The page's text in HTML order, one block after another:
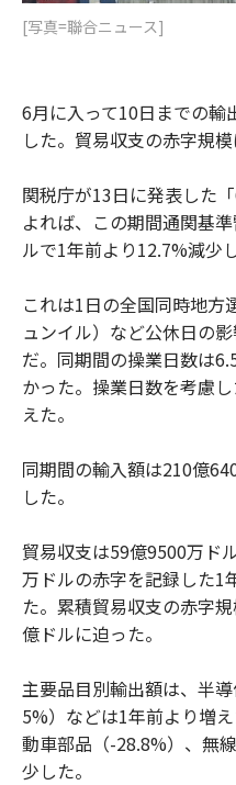
[写真=聯合ニュース]
6月に入って10日までの輸
した。貿易収支の赤字規
関税庁が13日に発表した
よれば、この期間通関基
ルで1年前より12.7%減少し
これは1日の全国同時地方
ュンイル）など公休日の
だ。同期間の操業日数は
かった。操業日数を考慮
えた。
同期間の輸入額は210億
した。
貿易収支は59億9500万ド
万ドルの赤字を記録した1
た。累積貿易収支の赤字
億ドルに迫った。
主要品目別輸出額は、半
5%）などは1年前より増
動車部品（-28.8%）、無
少した。